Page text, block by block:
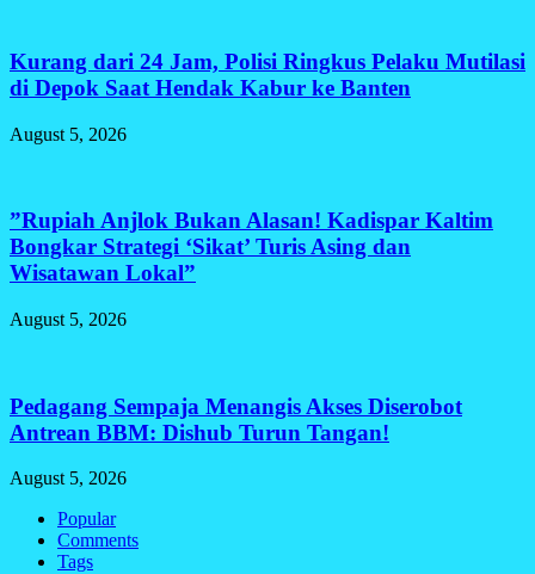
Kurang dari 24 Jam, Polisi Ringkus Pelaku Mutilasi
di Depok Saat Hendak Kabur ke Banten
August 5, 2026
​”Rupiah Anjlok Bukan Alasan! Kadispar Kaltim
Bongkar Strategi ‘Sikat’ Turis Asing dan
Wisatawan Lokal”
August 5, 2026
Pedagang Sempaja Menangis Akses Diserobot
Antrean BBM: Dishub Turun Tangan!
August 5, 2026
Popular
Comments
Tags